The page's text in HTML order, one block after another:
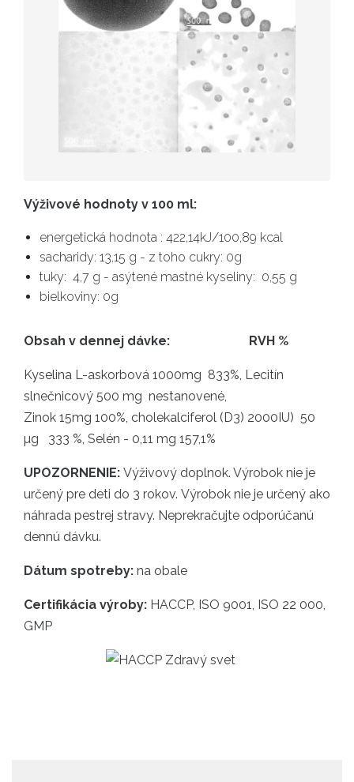
Výživové hodnoty v 100 ml:
energetická hodnota : 422,14kJ/100,89 kcal
sacharidy: 13,15 g - z toho cukry: 0g
tuky: 4,7 g - asýtené mastné kyseliny: 0,55 g
bielkoviny: 0g
Obsah v dennej dávke: RVH %
Kyselina L-askorbová 1000mg 833%, Lecitín
slnečnicový 500 mg nestanovené,
Zinok 15mg 100%, cholekalciferol (D3) 2000IU) 50
µg 333 %, Selén - 0,11 mg 157,1%
UPOZORNENIE: Výživový doplnok. Výrobok nie je
určený pre deti do 3 rokov. Výrobok nie je určený ako
náhrada pestrej stravy. Neprekračujte odporúčanú
dennú dávku.
Dátum spotreby: na obale
Certifikácia výroby: HACCP, ISO 9001, ISO 22 000,
GMP